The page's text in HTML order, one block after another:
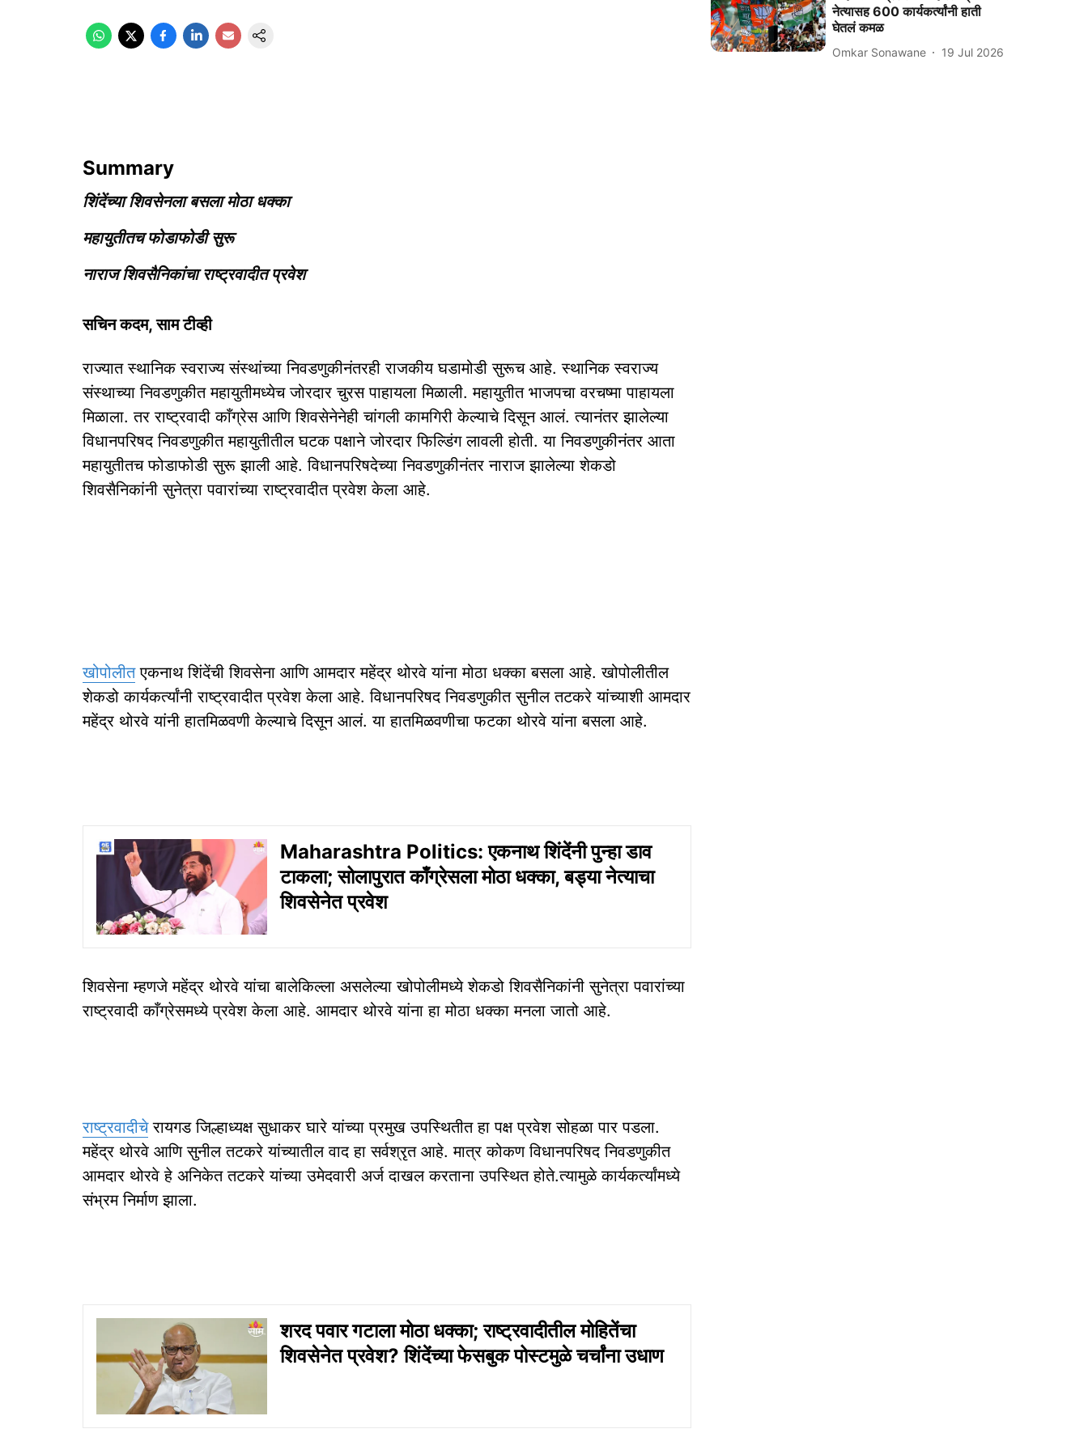
Summary
शिंदेंच्या शिवसेनला बसला मोठा धक्का
महायुतीतच फोडाफोडी सुरू
नाराज शिवसैनिकांचा राष्ट्रवादीत प्रवेश
सचिन कदम, साम टीव्ही
राज्यात स्थानिक स्वराज्य संस्थांच्या निवडणुकीनंतरही राजकीय घडामोडी सुरूच आहे. स्थानिक स्वराज्य
संस्थाच्या निवडणुकीत महायुतीमध्येच जोरदार चुरस पाहायला मिळाली. महायुतीत भाजपचा वरचष्मा पाहायला
मिळाला. तर राष्ट्रवादी काँग्रेस आणि शिवसेनेनेही चांगली कामगिरी केल्याचे दिसून आलं. त्यानंतर झालेल्या
विधानपरिषद निवडणुकीत महायुतीतील घटक पक्षाने जोरदार फिल्डिंग लावली होती. या निवडणुकीनंतर आता
महायुतीतच फोडाफोडी सुरू झाली आहे. विधानपरिषदेच्या निवडणुकीनंतर नाराज झालेल्या शेकडो
शिवसैनिकांनी सुनेत्रा पवारांच्या राष्ट्रवादीत प्रवेश केला आहे.
खोपोलीतएकनाथ शिंदेंची शिवसेना आणि आमदार महेंद्र थोरवे यांना मोठा धक्का बसला आहे. खोपोलीतील
शेकडो कार्यकर्त्यांनी राष्ट्रवादीत प्रवेश केला आहे. विधानपरिषद निवडणुकीत सुनील तटकरे यांच्याशी आमदार
महेंद्र थोरवे यांनी हातमिळवणी केल्याचे दिसून आलं. या हातमिळवणीचा फटका थोरवे यांना बसला आहे.
Maharashtra Politics: एकनाथ शिंदेंनी पुन्हा डाव
टाकला; सोलापुरात काँग्रेसला मोठा धक्का, बड्या नेत्याचा
शिवसेनेत प्रवेश
शिवसेना म्हणजे महेंद्र थोरवे यांचा बालेकिल्ला असलेल्या खोपोलीमध्ये शेकडो शिवसैनिकांनी सुनेत्रा पवारांच्या
राष्ट्रवादी काँग्रेसमध्ये प्रवेश केला आहे. आमदार थोरवे यांना हा मोठा धक्का मनला जातो आहे.
राष्ट्रवादीचेरायगड जिल्हाध्यक्ष सुधाकर घारे यांच्या प्रमुख उपस्थितीत हा पक्ष प्रवेश सोहळा पार पडला.
महेंद्र थोरवे आणि सुनील तटकरे यांच्यातील वाद हा सर्वश्रृत आहे. मात्र कोकण विधानपरिषद निवडणुकीत
आमदार थोरवे हे अनिकेत तटकरे यांच्या उमेदवारी अर्ज दाखल करताना उपस्थित होते.त्यामुळे कार्यकर्त्यांमध्ये
संभ्रम निर्माण झाला.
शरद पवार गटाला मोठा धक्का; राष्ट्रवादीतील मोहितेंचा
शिवसेनेत प्रवेश? शिंदेंच्या फेसबुक पोस्टमुळे चर्चांना उधाण
नेत्यासह 600 कार्यकर्त्यांनी हाती
घेतलं कमळ
Omkar Sonawane 19 Jul 2026